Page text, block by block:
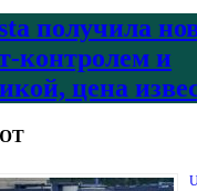
получила
контролем и
цена